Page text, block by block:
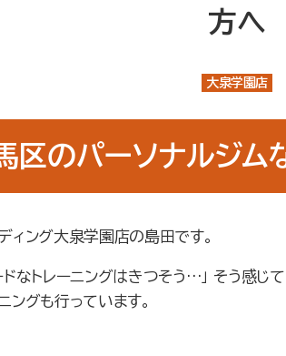
方へ
大泉学園店
区のパーソナルジム
ィング大泉学園店の島田です。
ドなトレーニングはきつそう…」 そう感じ
ングも行っています。